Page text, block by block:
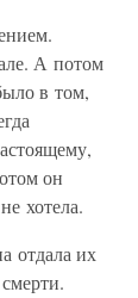
А потом
в том,
он
хотела.
отдала их